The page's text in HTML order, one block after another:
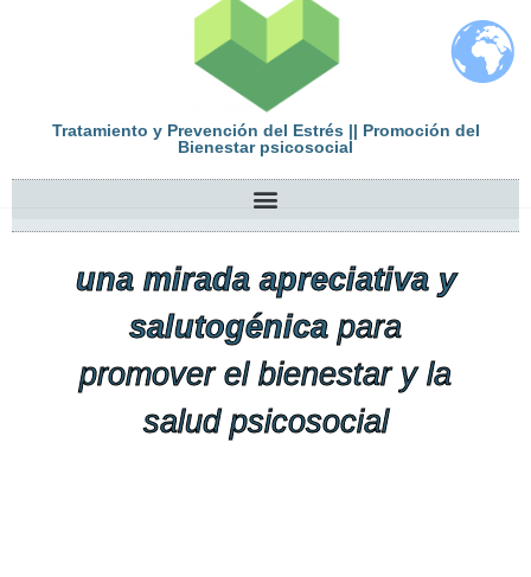
Tratamiento y Prevención del Estrés || Promoción del
Bienestar psicosocial
una mirada apreciativa y
salutogénica para
promover el bienestar y la
salud psicosocial